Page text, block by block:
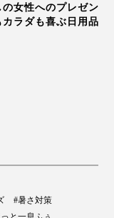
「チェリースト
くにおすすめで
な重み、ゴロゴロ
女性へのプレゼン
カラダも喜ぶ日用品
#暑さ対策